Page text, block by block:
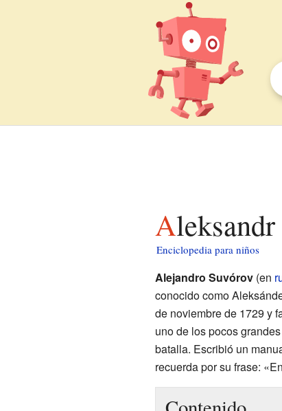
Enciclopedia para niños
Alejandro Suvórov(en
conocido como
de noviembre de 1729 y
uno de los pocos
batalla. Escribió un
recuerda por su frase: